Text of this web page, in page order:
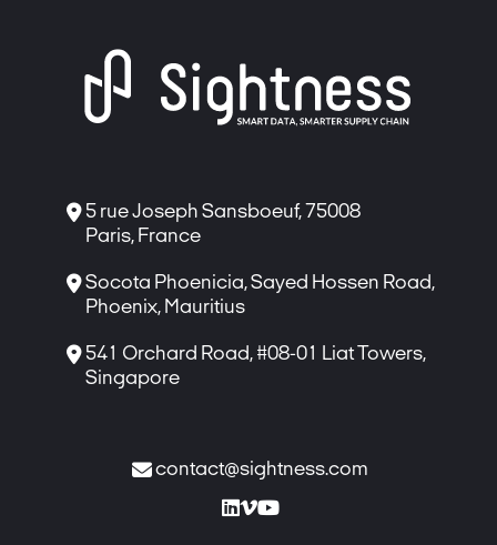
 5 rue Joseph Sansboeuf, 75008
Paris, France
Socota Phoenicia, Sayed Hossen Road,
Phoenix, Mauritius
 541 Orchard Road, #08-01 Liat Towers,
Singapore
contact@sightness.com
